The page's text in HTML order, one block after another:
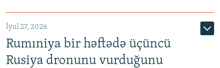
İyul 27, 2026
Rumıniya bir həftədə üçüncü
Rusiya dronunu vurduğunu